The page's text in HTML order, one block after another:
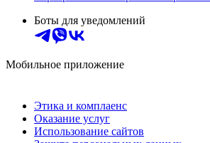
Боты для уведомлений
Мобильное приложение
Этика и комплаенс
Оказание услуг
Использование сайтов